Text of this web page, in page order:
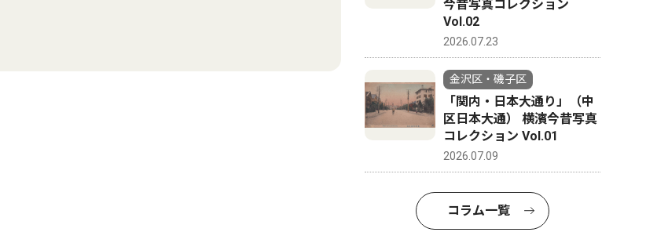
今昔写真コレクション
Vol.02
2026.07.23
金沢区・磯子区
「関内・日本大通り」（中
区日本大通） 横濱今昔写真
コレクション Vol.01
2026.07.09
コラム一覧